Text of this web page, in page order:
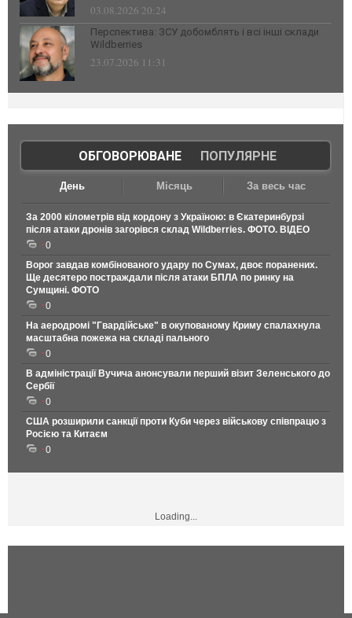
03.08.2026 20:24
Перспектива: ЗСУ добомблять і всі інші склади
Wildberries
23.07.2026 11:31
ОБГОВОРЮВАНЕ| ПОПУЛЯРНЕ
День Місяць За весь час
За 2000 кілометрів від кордону з Україною: в Єкатеринбурзі
після атаки дронів загорівся склад Wildberries. ФОТО. ВІДЕО
0
Ворог завдав комбінованого удару по Сумах, двоє поранених.
Ще десятеро постраждали після атаки БПЛА по ринку на
Сумщині. ФОТО
0
На аеродромі "Гвардійське" в окупованому Криму спалахнула
масштабна пожежа на складі пального
0
В адміністрації Вучича анонсували перший візит Зеленського до
Сербії
0
США розширили санкції проти Куби через військову співпрацю з
Росією та Китаєм
0
Loading...